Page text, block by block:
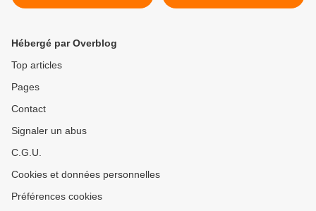
Hébergé par Overblog
Top articles
Pages
Contact
Signaler un abus
C.G.U.
Cookies et données personnelles
Préférences cookies